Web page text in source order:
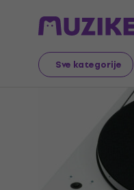
Sve kategorije
Audio Video Tech
Prodaja je završena